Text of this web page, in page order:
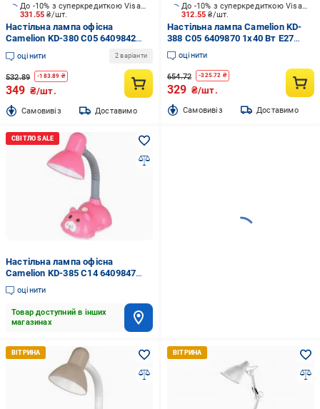
331.55₴/шт.
До -10% з суперкредиткою Visa Вигода
Настільна лампа офісна
Camelion KD-380 C05 6409842
1x40 Вт E27 зелений
оцінити 2 варіанти
532.89 -183.89 ₴
349 ₴/шт.
Cамовивіз Доставимо
312.55₴/шт.
До -10% з суперкредиткою Visa Вигода
Настільна лампа Camelion KD-
388 C05 6409870 1x40 Вт E27
зелений
оцінити
654.72 -325.72 ₴
329 ₴/шт.
Cамовивіз Доставимо
Настільна лампа офісна
Camelion KD-385 C14 6409847
1x40 Вт E27 рожевий
оцінити
Товар доступний в інших
магазинах